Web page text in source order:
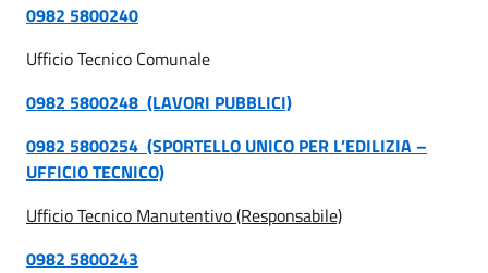
0982 5800240
Ufficio Tecnico Comunale
0982 5800248 (LAVORI PUBBLICI)
0982 5800254 (SPORTELLO UNICO PER L’EDILIZIA –
UFFICIO TECNICO)
Ufficio Tecnico Manutentivo (Responsabile)
0982 5800243